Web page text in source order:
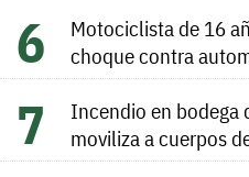
Motociclista de 16
choque contra
Incendio en bodega
moviliza a cuerpos